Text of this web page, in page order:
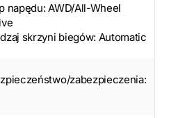
napędu: AWD/All-Wheel
skrzyni biegów: Automatic
zabezpieczenia: